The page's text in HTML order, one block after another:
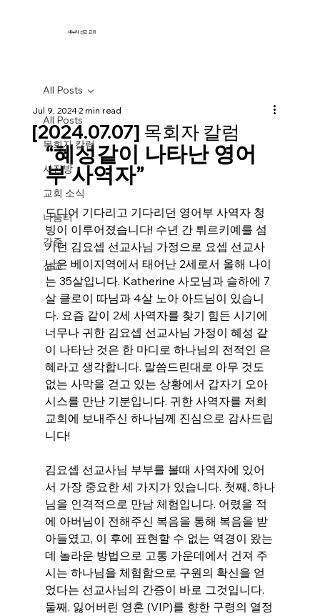
새누리 선교 교회
All Posts
목회자 칼럼
사진방
교회 소식
나눔터
간증
선교
All Posts
[2024.07.07] 목회자 칼럼
Jul 9, 20242 min read
“혜성같이 나타난 영어
부 사역자”
드디어 기다리고 기다리던 영어부 사역자 청
빙이 이루어졌습니다! 수년 간 튀르키예를 섬
기던 김요셉 선교사님 가정으로 요셉 선교사
님은 베이지역에서 태어난 2세로서 올해 나이
는 35살입니다. Katherine 사모님과 슬하에 7
살 클로이 따님과 4살 노아 아드님이 있습니
다. 요즘 같이 2세 사역자를 찾기 힘든 시기에
너무나 귀한 김요셉 선교사님 가정이 혜성 같
이 나타난 것은 한 마디로 하나님의 전적인 은
혜라고 생각합니다. 말씀드린대로 아무 것도
없는 사막을 걷고 있는 상황에서 갑자기 오아
시스를 만난 기분입니다. 귀한 사역자를 저희
교회에 보내주신 하나님께 진심으로 감사드립
니다!
김요셉 선교사님 부부를 볼때 사역자에 있어
서 가장 중요한 세 가지가 있습니다. 첫째, 하나
님을 인격적으로 만남 체험입니다. 어렸을 적
에 아버님이 전해주신 복음을 통해 복음을 받
아들였고, 이 후에 표현할 수 없는 역경이 왔는
데 놀라운 방법으로 고통 가운데에서 건져 주
시는 하나님을 체험함으로 구원의 확신을 얻
었다는 선교사님의 간증이 바로 그것입니다.
둘째, 잃어버린 영혼 (VIP)를 향한 구령의 열정